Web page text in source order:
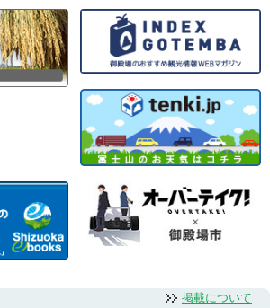
掲載について